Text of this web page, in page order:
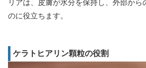
リアは、皮膚が水分を保持し、外部から
のに役立ちます。
ケラトヒアリン顆粒の役割